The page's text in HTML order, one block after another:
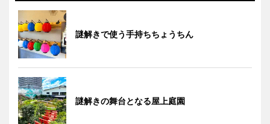
謎解きで使う手持ちちょうちん
謎解きの舞台となる屋上庭園